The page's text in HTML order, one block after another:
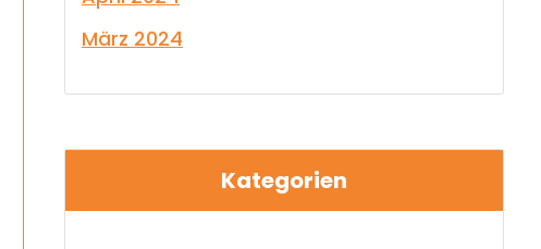
März 2024
Kategorien